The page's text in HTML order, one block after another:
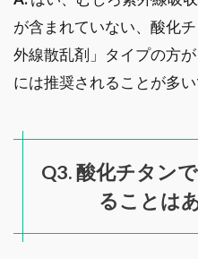
が含まれていない、酸化
外線散乱剤」タイプの方
には推奨されることが多い
Q3. 酸化チタン
ることは